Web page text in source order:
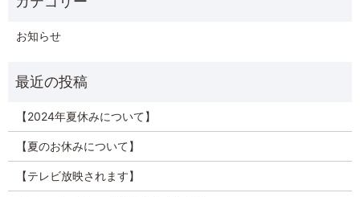
お知らせ
【2024年夏休みについて】
【夏のお休みについて】
【テレビ放映されます】